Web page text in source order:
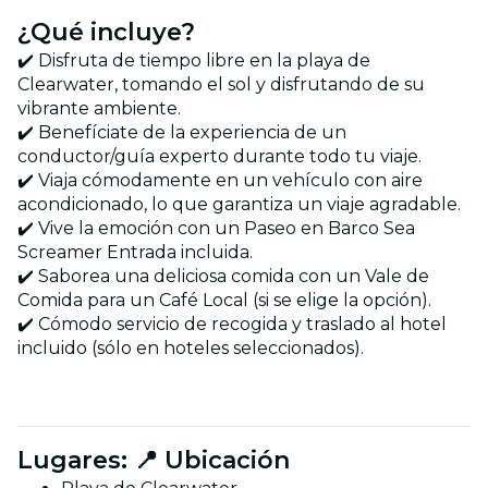
¿Qué incluye?
✔️ Disfruta de tiempo libre en la playa de
Clearwater, tomando el sol y disfrutando de su
vibrante ambiente.
✔️ Benefíciate de la experiencia de un
conductor/guía experto durante todo tu viaje.
✔️ Viaja cómodamente en un vehículo con aire
acondicionado, lo que garantiza un viaje agradable.
✔️ Vive la emoción con un Paseo en Barco Sea
Screamer Entrada incluida.
✔️ Saborea una deliciosa comida con un Vale de
Comida para un Café Local (si se elige la opción).
✔️ Cómodo servicio de recogida y traslado al hotel
incluido (sólo en hoteles seleccionados).
Lugares: 📍 Ubicación